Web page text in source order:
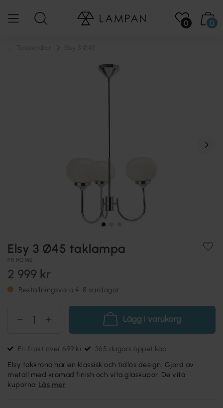
0 0
Elsy 3 Ø45 taklampa
PR HOME
2 999 kr
Beställningsvara 4-8 vardagar
Lägg i varukorg
Fri frakt över 699 kr 365 dagars öppet köp
Elsy takkrona har en klassisk och tidlös design. Gjord av
metall med kromad finish och vita glaskupor. De vita
kuporna Läs mer